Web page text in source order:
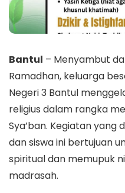
Bantul – Menyambut
Ramadhan, keluarga
Negeri 3 Bantul
religius dalam rangka
Sya’ban. Kegiatan yang
dan siswa ini bertujuan
spiritual dan memupuk
madrasah.